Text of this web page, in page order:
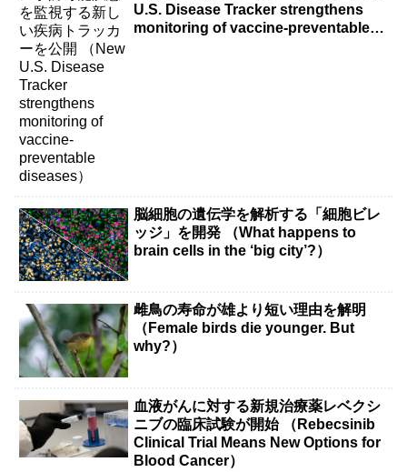
U.S. Disease Tracker strengthens
monitoring of vaccine-preventable
脳細胞の遺伝学を解析する「細胞ビレ
ッジ」を開発 （What happens to
brain cells in the ‘big city’?）
雌鳥の寿命が雄より短い理由を解明
（Female birds die younger. But
why?）
血液がんに対する新規治療薬レベクシ
ニブの臨床試験が開始 （Rebecsinib
Clinical Trial Means New Options for
Blood Cancer）